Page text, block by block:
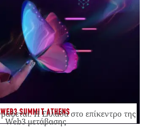
WEB3 SUMMIT ATHENS
Η Ελλάδα στο επίκεντρο της
Web3 μετάβασης